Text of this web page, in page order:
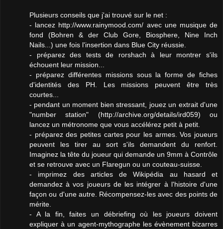
Plusieurs conseils que j'ai trouvé sur le net :
- lancez http://www.rainymood.com/ avec une musique de
fond (Bohren & der Club Gore, Biosphere, Nine Inch
Nails...) une fois l'insertion dans Blue City réussie.
- préparez des tests de rorshach à leur montrer s'ils
échouent leur mission...
- préparez différentes missions sous la forme de fiches
d'identités des PH. Les missions peuvent être très
courtes...
- pendant un moment bien stressant, jouez un extrait d'une
"number station" (http://archive.org/details/ird059) ou
lancez un métronome que vous accélérez petit à petit.
- préparez des petites cartes pour les armes. Vos joueurs
peuvent les tirer au sort s'ils demandent du renfort.
Imaginez la tête du joueur qui demande un 9mm à Contrôle
et se retrouve avec un Flaregun ou un couteau-suisse.
- imprimez des articles de Wikipédia au hasard et
demandez à vos joueurs de les intégrer à l'histoire d'une
façon ou d'une autre. Récompensez-les avec des points de
mérite.
- A la fin, faites un débriefing où les joueurs doivent
expliquer à un agent-mythographe les évènement bizarres